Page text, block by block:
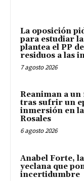
La oposición
para estudiar
plantea el PP
residuos a las
7 agosto 2026
Reaniman a un
tras sufrir un
inmersión en
Rosales
6 agosto 2026
Anabel Forte,
yeclana que
incertidumbre